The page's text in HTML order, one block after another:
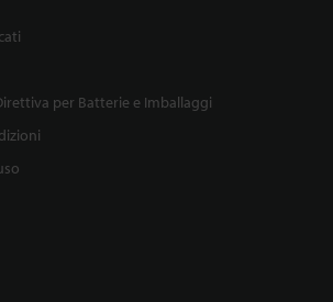
per Batterie e Imballaggi